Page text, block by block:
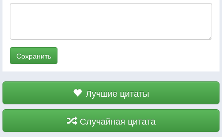
Сохранить
Лучшие цитаты
Случайная цитата